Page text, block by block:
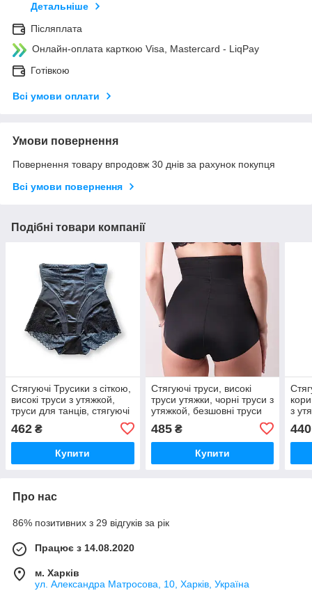
Детальніше
Післяплата
Онлайн-оплата карткою Visa, Mastercard - LiqPay
Готівкою
Всі умови оплати
Умови повернення
Повернення товару впродовж 30 днів за рахунок покупця
Всі умови повернення
Подібні товари компанії
Стягуючі Трусики з сіткою,
високі труси з утяжкой,
труси для танців, стягуючі
462 ₴
Купити
Стягуючі труси, високі
труси утяжки, чорні труси з
утяжкой, безшовні труси
485₴
Купити
з
440
Про нас
86% позитивних з 29 відгуків за рік
Працює з 14.08.2020
м. Харків
ул. Александра Матросова, 10, Харків, Україна